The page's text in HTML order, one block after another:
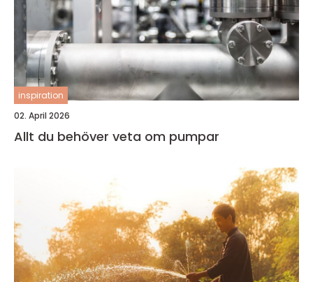
inspiration
02. April 2026
Allt du behöver veta om pumpar